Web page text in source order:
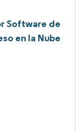
Software de
en la Nube